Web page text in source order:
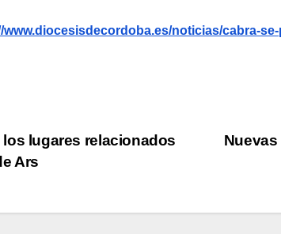
www.diocesisdecordoba.es/noticias/cabra-
lugares relacionados
Ars